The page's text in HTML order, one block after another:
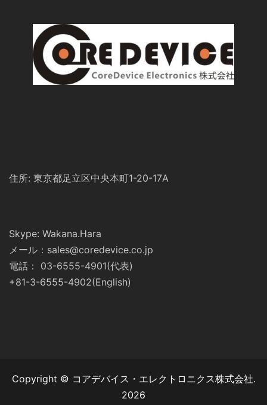
住所: 東京都足立区中央本町1-20-17A
Skype: Wakana.Hara
メール：sales@coredevice.co.jp
電話： 03-6555-4901(代表)
+81-3-6555-4902(English)
Copyright © コアデバイス・エレクトロニクス株式会社.
2026